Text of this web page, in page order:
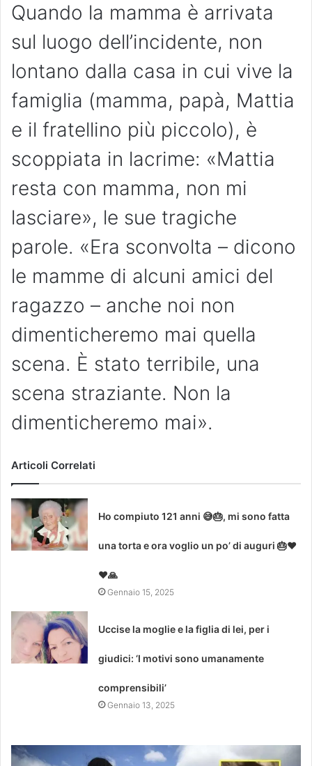
Quando la mamma è arrivata
sul luogo dell’incidente, non
lontano dalla casa in cui vive la
famiglia (mamma, papà, Mattia
e il fratellino più piccolo), è
scoppiata in lacrime: «Mattia
resta con mamma, non mi
lasciare», le sue tragiche
parole. «Era sconvolta – dicono
le mamme di alcuni amici del
ragazzo – anche noi non
dimenticheremo mai quella
scena. È stato terribile, una
scena straziante. Non la
dimenticheremo mai».
Articoli Correlati
Ho compiuto 121 anni 😅🎂, mi sono fatta
una torta e ora voglio un po’ di auguri 🎂❤
❤🙏
Gennaio 15, 2025
Uccise la moglie e la figlia di lei, per i
giudici: ‘I motivi sono umanamente
comprensibili’
Gennaio 13, 2025